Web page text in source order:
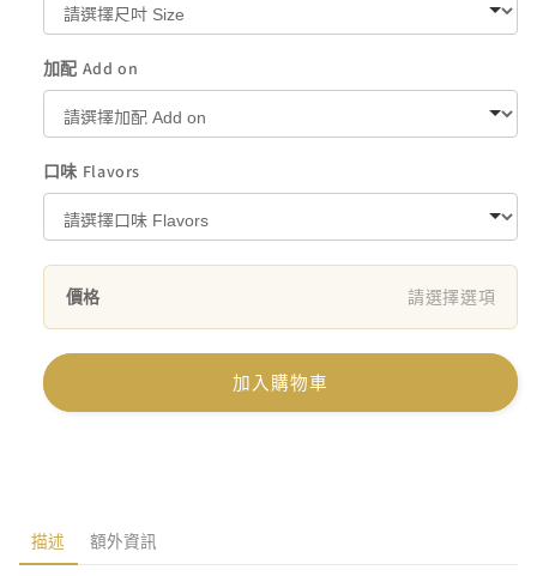
加配 Add on
口味 Flavors
價格 請選擇選項
加入購物車
描述 額外資訊